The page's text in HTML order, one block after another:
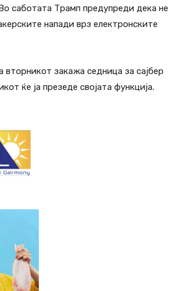
саботата Трамп предупреди дека не
напади врз електронските
вторникот закажа седница за сајбер
ќе ја презеде својата функција.